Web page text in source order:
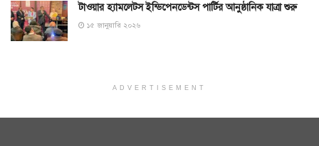
টাওয়ার হ্যামলেটস ইন্ডিপেনডেন্টস পার্টির আনুষ্ঠানিক যাত্রা শুরু
১৫ জানুয়ারি ২০২৬
ADVERTISEMENT